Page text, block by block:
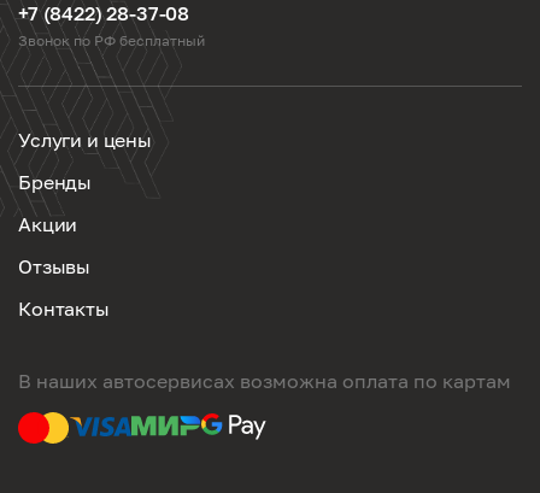
+7 (8422) 28-37-08
Звонок по РФ бесплатный
Услуги и цены
Бренды
Акции
Отзывы
Контакты
В наших автосервисах возможна оплата по картам